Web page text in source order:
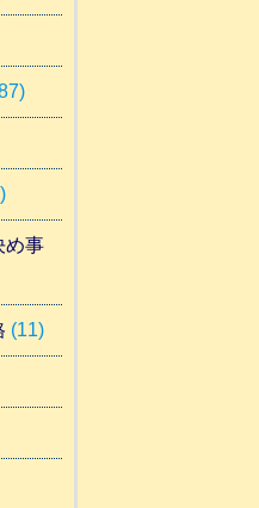
め事
(11)